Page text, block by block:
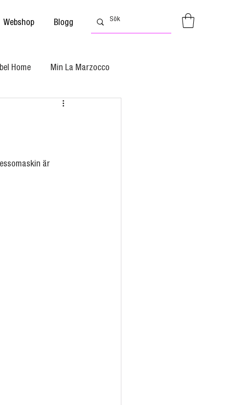
Webshop Blogg
Home Min La Marzocco
är